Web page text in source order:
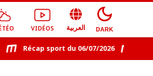
VIDÉOS العربية DARK
Récap sport du 06/07/2026 Récap